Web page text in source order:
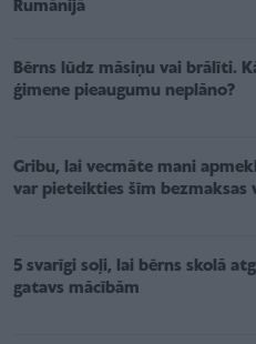
Rumānijā
Bērns lūdz māsiņu vai brālīti.
ģimene pieaugumu neplāno?
Gribu, lai vecmāte mani
var pieteikties šīm bezmaksas
5 svarīgi soļi, lai bērns skolā
gatavs mācībām